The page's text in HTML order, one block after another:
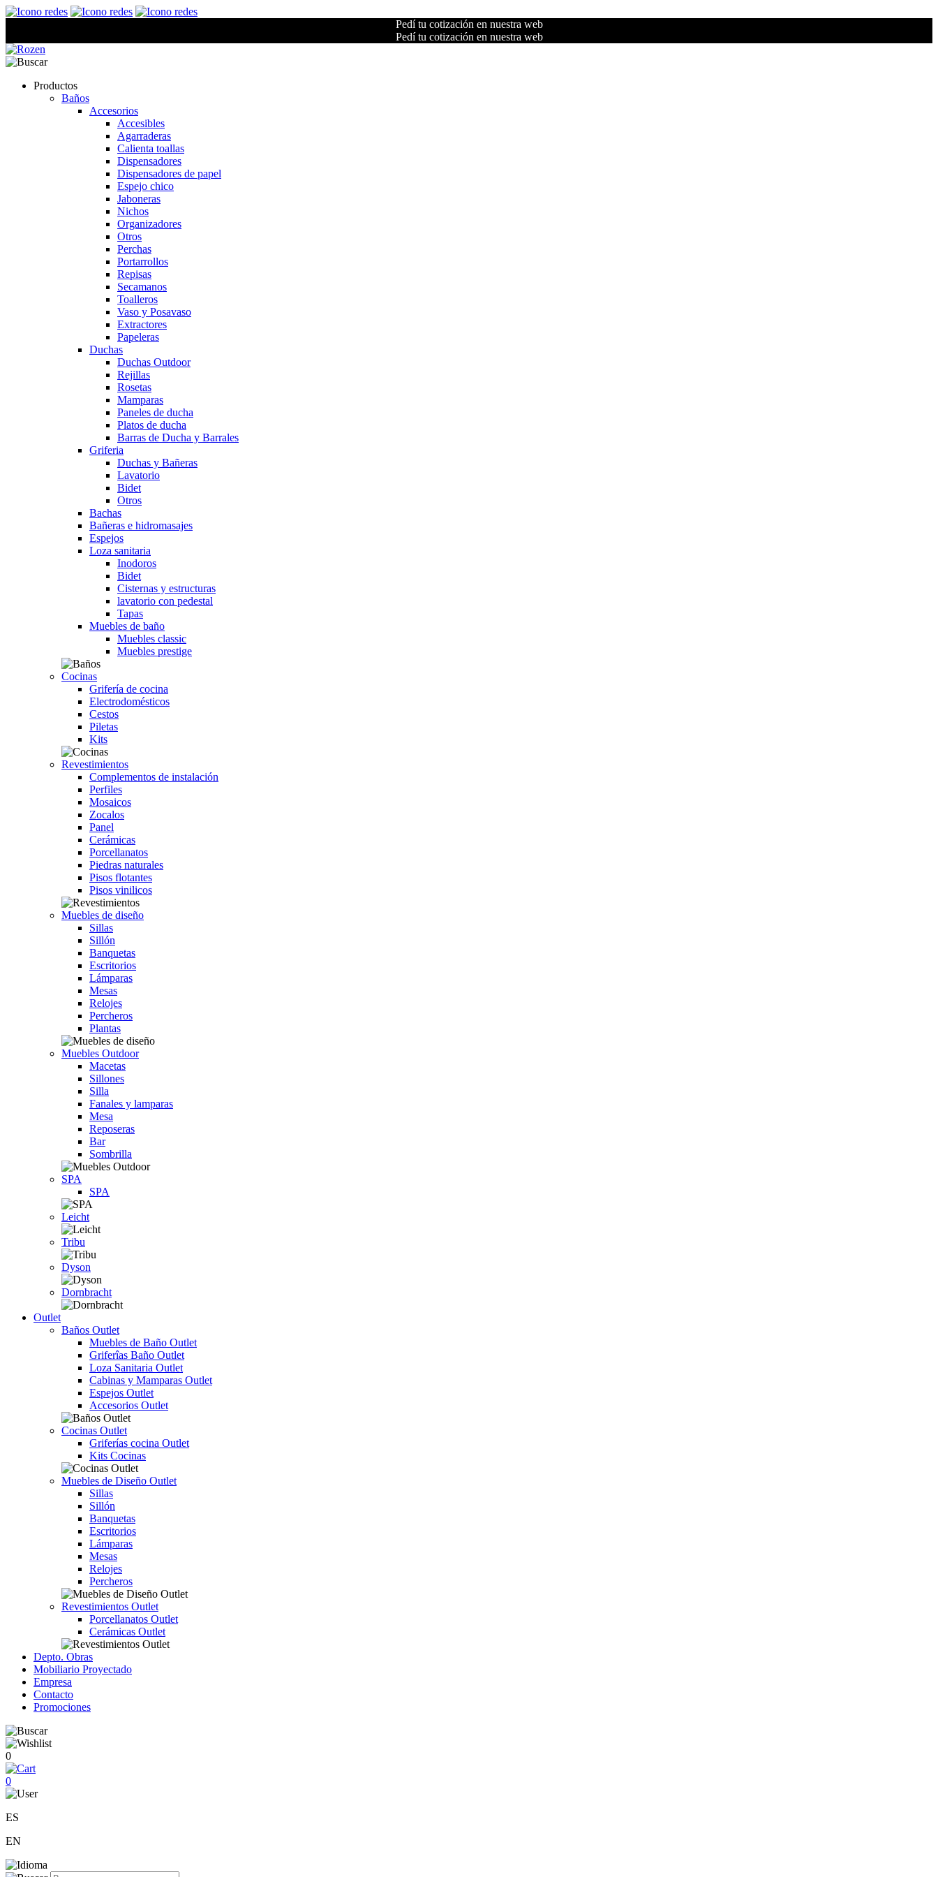
Pedí tu cotización en nuestra web
Pedí tu cotización en nuestra web
Productos
Baños
Accesorios
Accesibles
Agarraderas
Calienta toallas
Dispensadores
Dispensadores de papel
Espejo chico
Jaboneras
Nichos
Organizadores
Otros
Perchas
Portarrollos
Repisas
Secamanos
Toalleros
Vaso y Posavaso
Extractores
Papeleras
Duchas
Duchas Outdoor
Rejillas
Rosetas
Mamparas
Paneles de ducha
Platos de ducha
Barras de Ducha y Barrales
Griferia
Duchas y Bañeras
Lavatorio
Bidet
Otros
Bachas
Bañeras e hidromasajes
Espejos
Loza sanitaria
Inodoros
Bidet
Cisternas y estructuras
lavatorio con pedestal
Tapas
Muebles de baño
Muebles classic
Muebles prestige
Cocinas
Grifería de cocina
Electrodomésticos
Cestos
Piletas
Kits
Revestimientos
Complementos de instalación
Perfiles
Mosaicos
Zocalos
Panel
Cerámicas
Porcellanatos
Piedras naturales
Pisos flotantes
Pisos vinilicos
Muebles de diseño
Sillas
Sillón
Banquetas
Escritorios
Lámparas
Mesas
Relojes
Percheros
Plantas
Muebles Outdoor
Macetas
Sillones
Silla
Fanales y lamparas
Mesa
Reposeras
Bar
Sombrilla
SPA
SPA
Leicht
Tribu
Dyson
Dornbracht
Outlet
Baños Outlet
Muebles de Baño Outlet
Griferîas Baño Outlet
Loza Sanitaria Outlet
Cabinas y Mamparas Outlet
Espejos Outlet
Accesorios Outlet
Cocinas Outlet
Griferías cocina Outlet
Kits Cocinas
Muebles de Diseño Outlet
Sillas
Sillón
Banquetas
Escritorios
Lámparas
Mesas
Relojes
Percheros
Revestimientos Outlet
Porcellanatos Outlet
Cerámicas Outlet
Depto. Obras
Mobiliario Proyectado
Empresa
Contacto
Promociones
0
0
ES
EN